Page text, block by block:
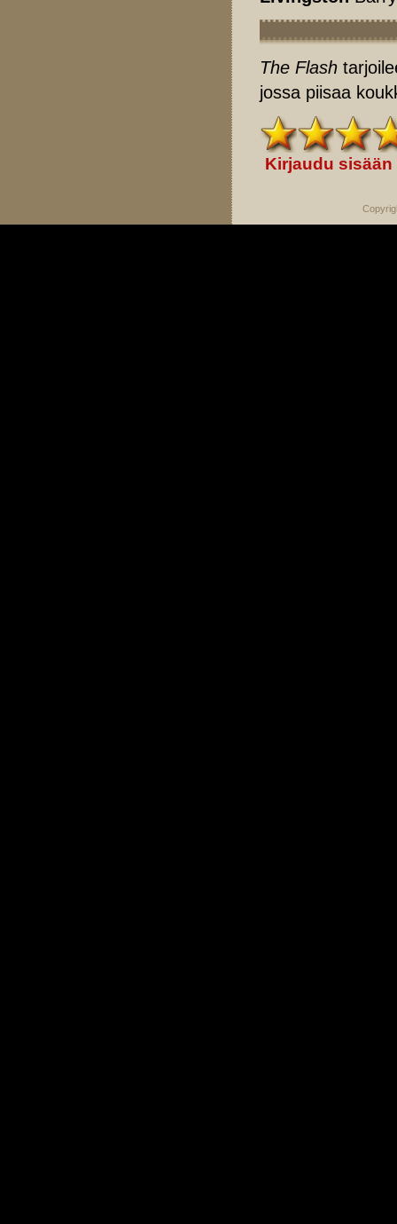
The Flash
jossa piisaa
Kirjaudu sisään